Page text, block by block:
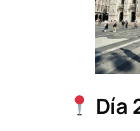
Día